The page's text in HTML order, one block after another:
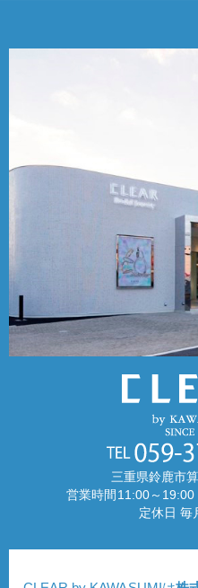
三重県鈴鹿市
営業時間11:00～19:00
定休日 毎